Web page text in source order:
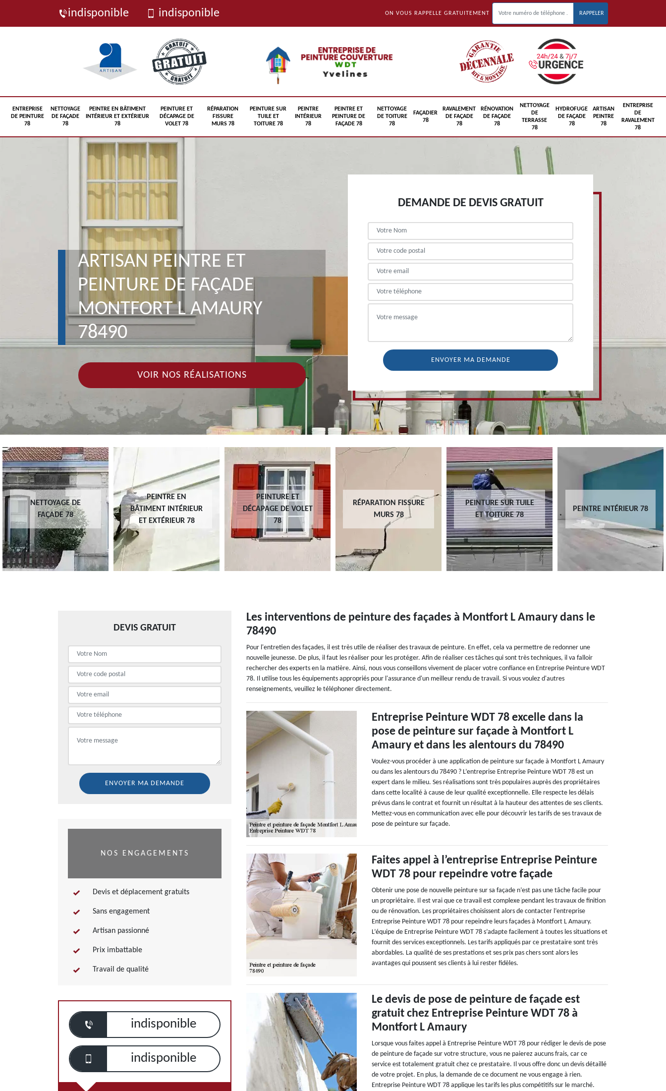
indisponible indisponible ON VOUS RAPPELLE GRATUITEMENT
ENTREPRISE
DE PEINTURE
78
NETTOYAGE
DE FAÇADE
78
PEINTRE EN BÂTIMENT
INTÉRIEUR ET EXTÉRIEUR
78
PEINTURE ET
DÉCAPAGE DE
VOLET 78
RÉPARATION
FISSURE
MURS 78
PEINTURE SUR
TUILE ET
TOITURE 78
PEINTRE
INTÉRIEUR
78
PEINTRE ET
PEINTURE DE
FAÇADE 78
NETTOYAGE
DE TOITURE
78
FAÇADIER
78
RAVALEMENT
DE FAÇADE
78
RÉNOVATION
DE FAÇADE
78
NETTOYAGE
DE
TERRASSE
78
HYDROFUGE
DE FAÇADE
78
ARTISAN
PEINTRE
78
ENTREPRISE
DE
RAVALEMENT
78
ARTISAN PEINTRE ET
PEINTURE DE FAÇADE
MONTFORT L AMAURY
78490
VOIR NOS RÉALISATIONS
DEMANDE DE DEVIS GRATUIT
NETTOYAGE DE
FAÇADE 78
PEINTRE EN
BÂTIMENT INTÉRIEUR
ET EXTÉRIEUR 78
PEINTURE ET
DÉCAPAGE DE VOLET
78
RÉPARATION FISSURE
MURS 78
PEINTURE SUR TUILE
ET TOITURE 78
PEINTRE INTÉRIEUR 78
DEVIS GRATUIT
NOS ENGAGEMENTS
Devis et déplacement gratuits
Sans engagement
Artisan passionné
Prix imbattable
Travail de qualité
indisponible
indisponible
Les interventions de peinture des façades à Montfort L Amaury dans le
78490
Pour l'entretien des façades, il est très utile de réaliser des travaux de peinture. En effet, cela va permettre de redonner une
nouvelle jeunesse. De plus, il faut les réaliser pour les protéger. Afin de réaliser ces tâches qui sont très techniques, il va falloir
rechercher des experts en la matière. Ainsi, nous vous conseillons vivement de placer votre confiance en Entreprise Peinture WDT
78. Il utilise tous les équipements appropriés pour l'assurance d'un meilleur rendu de travail. Si vous voulez d'autres
renseignements, veuillez le téléphoner directement.
Entreprise Peinture WDT 78 excelle dans la
pose de peinture sur façade à Montfort L
Amaury et dans les alentours du 78490
Voulez-vous procéder à une application de peinture sur façade à Montfort L Amaury
ou dans les alentours du 78490 ? L’entreprise Entreprise Peinture WDT 78 est un
expert dans le milieu. Ses réalisations sont très populaires auprès des propriétaires
dans cette localité à cause de leur qualité exceptionnelle. Elle respecte les délais
prévus dans le contrat et fournit un résultat à la hauteur des attentes de ses clients.
Mettez-vous en communication avec elle pour découvrir les tarifs de ses travaux de
pose de peinture sur façade.
Faites appel à l’entreprise Entreprise Peinture
WDT 78 pour repeindre votre façade
Obtenir une pose de nouvelle peinture sur sa façade n’est pas une tâche facile pour
un propriétaire. Il est vrai que ce travail est complexe pendant les travaux de finition
ou de rénovation. Les propriétaires choisissent alors de contacter l’entreprise
Entreprise Peinture WDT 78 pour repeindre leurs façades à Montfort L Amaury.
L’équipe de Entreprise Peinture WDT 78 s’adapte facilement à toutes les situations et
fournit des services exceptionnels. Les tarifs appliqués par ce prestataire sont très
abordables. La qualité de ses prestations et ses prix pas chers sont alors les
avantages qui poussent ses clients à lui rester fidèles.
Le devis de pose de peinture de façade est
gratuit chez Entreprise Peinture WDT 78 à
Montfort L Amaury
Lorsque vous faites appel à Entreprise Peinture WDT 78 pour rédiger le devis de pose
de peinture de façade sur votre structure, vous ne paierez aucuns frais, car ce
service est totalement gratuit chez ce prestataire. Il vous offre donc un devis détaillé
de votre projet. En plus, la demande de ce document ne vous engage à rien.
Entreprise Peinture WDT 78 applique les tarifs les plus compétitifs sur le marché.